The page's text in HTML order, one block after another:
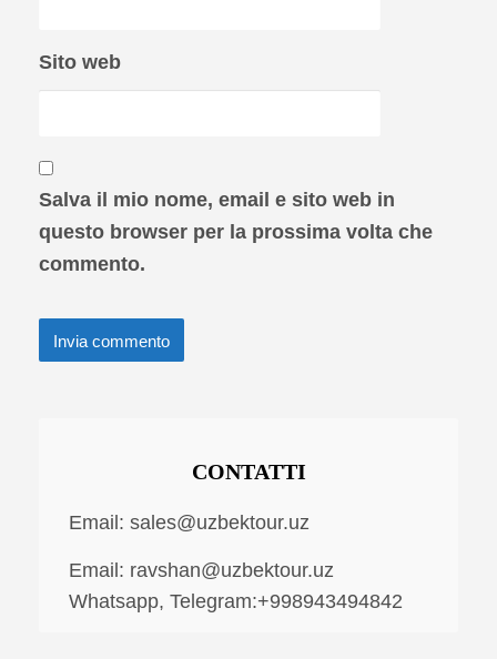
Sito web
Salva il mio nome, email e sito web in
questo browser per la prossima volta che
commento.
CONTATTI
Email: sales@uzbektour.uz
Email: ravshan@uzbektour.uz
Whatsapp, Telegram:+998943494842